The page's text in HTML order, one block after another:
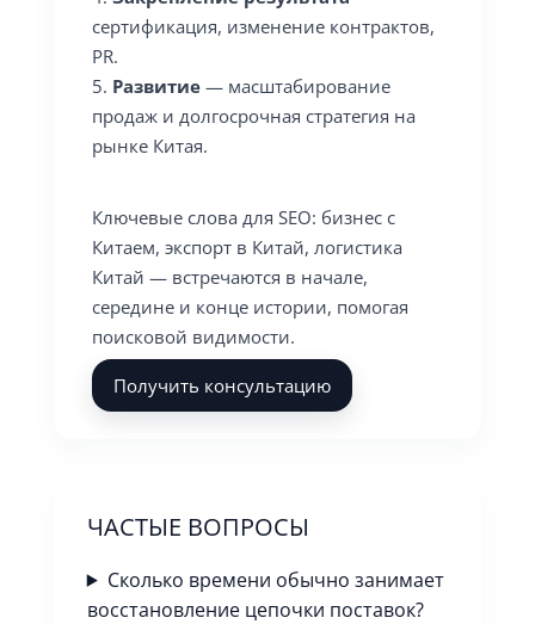
сертификация, изменение контрактов,
PR.
Развитие— масштабирование
продаж и долгосрочная стратегия на
рынке Китая.
Ключевые слова для SEO: бизнес с
Китаем, экспорт в Китай, логистика
Китай — встречаются в начале,
середине и конце истории, помогая
поисковой видимости.
Получить консультацию
ЧАСТЫЕ ВОПРОСЫ
Сколько времени обычно занимает
восстановление цепочки поставок?